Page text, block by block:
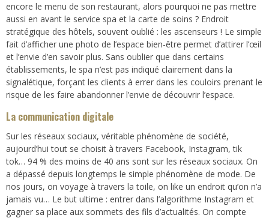
encore le menu de son restaurant, alors pourquoi ne pas mettre
aussi en avant le service spa et la carte de soins ? Endroit
stratégique des hôtels, souvent oublié : les ascenseurs ! Le simple
fait d’afficher une photo de l’espace bien-être permet d’attirer l’œil
et l’envie d’en savoir plus. Sans oublier que dans certains
établissements, le spa n’est pas indiqué clairement dans la
signalétique, forçant les clients à errer dans les couloirs prenant le
risque de les faire abandonner l’envie de découvrir l’espace.
La communication digitale
Sur les réseaux sociaux, véritable phénomène de société,
aujourd’hui tout se choisit à travers Facebook, Instagram, tik
tok… 94 % des moins de 40 ans sont sur les réseaux sociaux. On
a dépassé depuis longtemps le simple phénomène de mode. De
nos jours, on voyage à travers la toile, on like un endroit qu’on n’a
jamais vu… Le but ultime : entrer dans l’algorithme Instagram et
gagner sa place aux sommets des fils d’actualités. On compte